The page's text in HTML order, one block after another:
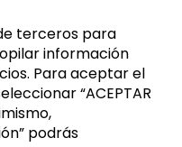
terceros para
información
Para aceptar el
“ACEPTAR
podrás